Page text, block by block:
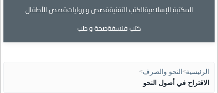
المكتبة الإسلاميةالكتب التقنيةقصص و رواياتقصص الأطفال
كتب فلسفةصحة و طب
الرئيسية> النحو والصرف>
الاقتراح في أصول النحو